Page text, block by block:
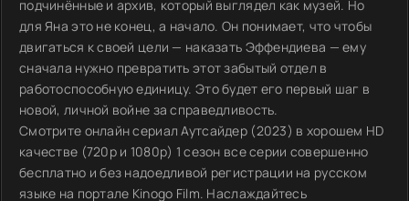
подчинённые и архив, который выглядел как музей. Но
для Яна это не конец, а начало. Он понимает, что чтобы
двигаться к своей цели — наказать Эффендиева — ему
сначала нужно превратить этот забытый отдел в
работоспособную единицу. Это будет его первый шаг в
новой, личной войне за справедливость.
Смотрите онлайн сериал Аутсайдер (2023) в хорошем HD
качестве (720p и 1080p) 1 сезон все серии совершенно
бесплатно и без надоедливой регистрации на русском
языке на портале Kinogo Film. Наслаждайтесь